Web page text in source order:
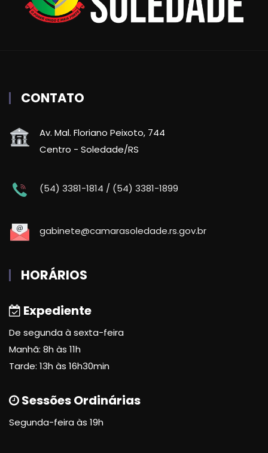
CONTATO
Av. Mal. Floriano Peixoto, 744
Centro - Soledade/RS
(54) 3381-1814 / (54) 3381-1899
gabinete@camarasoledade.rs.gov.br
HORÁRIOS
Expediente
De segunda à sexta-feira
Manhã: 8h às 11h
Tarde: 13h às 16h30min
Sessões Ordinárias
Segunda-feira às 19h